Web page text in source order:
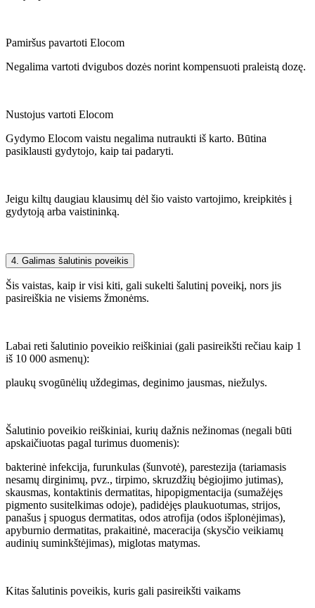
Pamiršus pavartoti Elocom
Negalima vartoti dvigubos dozės norint kompensuoti praleistą dozę.
Nustojus vartoti Elocom
Gydymo Elocom vaistu negalima nutraukti iš karto. Būtina
pasiklausti gydytojo, kaip tai padaryti.
Jeigu kiltų daugiau klausimų dėl šio vaisto vartojimo, kreipkitės į
gydytoją arba vaistininką.
4. Galimas šalutinis poveikis
Šis vaistas, kaip ir visi kiti, gali sukelti šalutinį poveikį, nors jis
pasireiškia ne visiems žmonėms.
Labai reti šalutinio poveikio reiškiniai (gali pasireikšti rečiau kaip 1
iš 10 000 asmenų):
plaukų svogūnėlių uždegimas, deginimo jausmas, niežulys.
Šalutinio poveikio reiškiniai, kurių dažnis nežinomas (negali būti
apskaičiuotas pagal turimus duomenis):
bakterinė infekcija, furunkulas (šunvotė), parestezija (tariamasis
nesamų dirginimų, pvz., tirpimo, skruzdžių bėgiojimo jutimas),
skausmas, kontaktinis dermatitas, hipopigmentacija (sumažėjęs
pigmento susitelkimas odoje), padidėjęs plaukuotumas, strijos,
panašus į spuogus dermatitas, odos atrofija (odos išplonėjimas),
apyburnio dermatitas, prakaitinė, maceracija (skysčio veikiamų
audinių suminkštėjimas), miglotas matymas.
Kitas šalutinis poveikis, kuris gali pasireikšti vaikams